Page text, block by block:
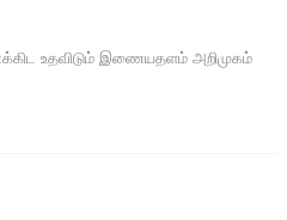
உதவிடும் இணையதளம் அறிமுகம்